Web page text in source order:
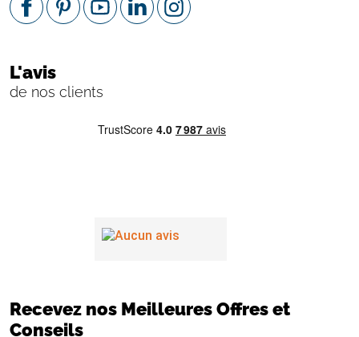
L'avis
de nos clients
Recevez nos Meilleures Offres et
Conseils